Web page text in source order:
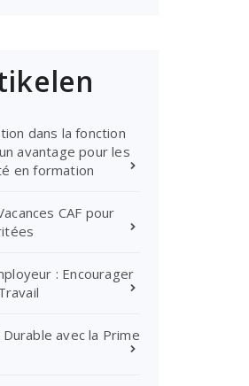
dans la fonction
avantage pour les
en formation
CAF pour
: Encourager
avec la Prime